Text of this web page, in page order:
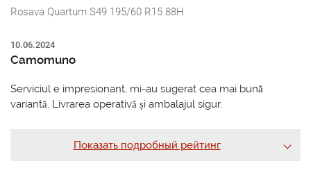
Rosava Quartum S49 195/60 R15 88H
10.06.2024
Camomuno
Serviciul e impresionant, mi-au sugerat cea mai bună
variantă. Livrarea operativă și ambalajul sigur.
Показать подробный рейтинг